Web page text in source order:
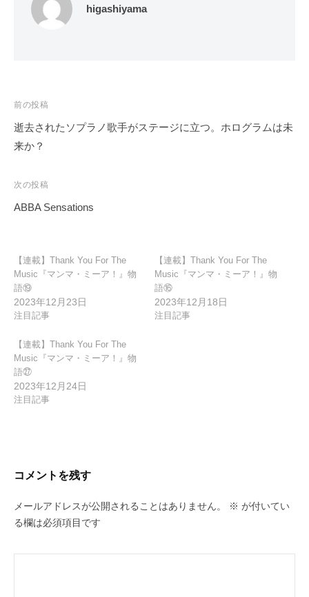
higashiyama
投
稿
ナ
ゲ
ー
ン
前の投稿
逝去されたソプラノ歌手がステージに立つ。ホログラムは未
来か？
次の投稿
ABBA Sensations
【連載】Thank You For The
Music『マンマ・ミーア！』物
語⑲
2023年12月23日
注目記事
【連載】Thank You For The
Music『マンマ・ミーア！』物
語⑯
2023年12月18日
注目記事
【連載】Thank You For The
Music『マンマ・ミーア！』物
語㉗
2023年12月24日
注目記事
コメントを残す
メールアドレスが公開されることはありません。 ※ が付いてい
る欄は必須項目です